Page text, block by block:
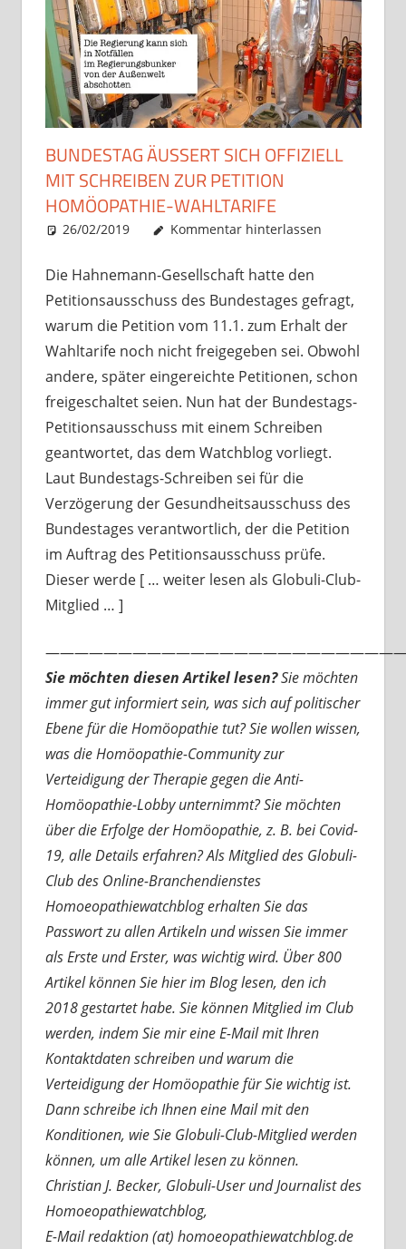
BUNDESTAG ÄUSSERT SICH OFFIZIELL M
IT SCHREIBEN ZUR PETITION H
OMÖOPATHIE-WAHLTARIFE
26/02/2019 Christian J. Becker
Allgemein
Kommentar hinterlassen
Die Hahnemann-Gesellschaft hatte den
Petitionsausschuss des Bundestages gefragt,
warum die Petition vom 11.1. zum Erhalt der
Wahltarife noch nicht freigegeben sei. Obwohl
andere, später eingereichte Petitionen, schon
freigeschaltet seien. Nun hat der Bundestags-
Petitionsausschuss mit einem Schreiben
geantwortet, das dem Watchblog vorliegt.
Laut Bundestags-Schreiben sei für die
Verzögerung der Gesundheitsausschuss des
Bundestages verantwortlich, der die Petition
im Auftrag des Petitionsausschuss prüfe.
Dieser werde [ … weiter lesen als Globuli-Club-
Mitglied … ]
Sie möchten diesen Artikel lesen?Sie möchten
immer gut informiert sein, was sich auf politischer
Ebene für die Homöopathie tut? Sie wollen wissen,
was die Homöopathie-Community zur
Verteidigung der Therapie gegen die Anti-
Homöopathie-Lobby unternimmt? Sie möchten
über die Erfolge der Homöopathie, z. B. bei Covid-
19, alle Details erfahren? Als Mitglied des Globuli-
Club des Online-Branchendienstes
Homoeopathiewatchblog erhalten Sie das
Passwort zu allen Artikeln und wissen Sie immer
als Erste und Erster, was wichtig wird. Über 800
Artikel können Sie hier im Blog lesen, den ich
2018 gestartet habe. Sie können Mitglied im Club
werden, indem Sie mir eine E-Mail mit Ihren
Kontaktdaten schreiben und warum die
Verteidigung der Homöopathie für Sie wichtig ist.
Dann schreibe ich Ihnen eine Mail mit den
Konditionen, wie Sie Globuli-Club-Mitglied werden
können, um alle Artikel lesen zu können.
Christian J. Becker, Globuli-User und Journalist des
Homoeopathiewatchblog,
E-Mail redaktion (at) homoeopathiewatchblog.de